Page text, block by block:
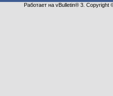
Работает на vBulletin® 3.